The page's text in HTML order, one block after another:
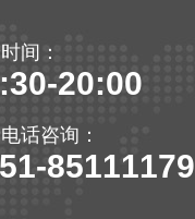
间：
20:00
话咨询：
85111179